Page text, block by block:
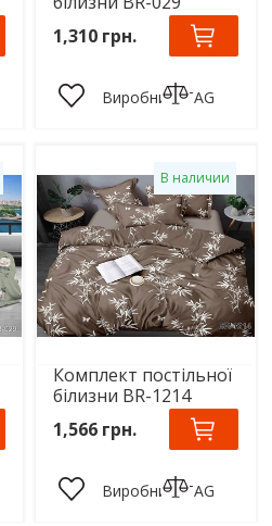
1,310 грн.
Виробник: TAG
В наличии
Комплект постільної
білизни BR-1214
1,566 грн.
Виробник: TAG